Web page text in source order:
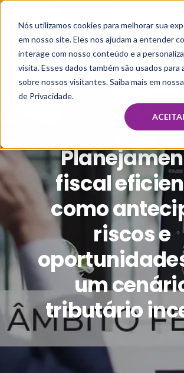
Nós utilizamos cookies para melhorar sua
em nosso site. Eles nos ajudam a entender
interage com nosso conteúdo e a
visita. Esses dados também são usados para
sobre nossos visitantes. Saiba mais em
de Privacidade.
OCT 21, 2025,
fiscal
como
riscos e
um
tributário